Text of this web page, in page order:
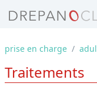
prise en charge /
Traitements